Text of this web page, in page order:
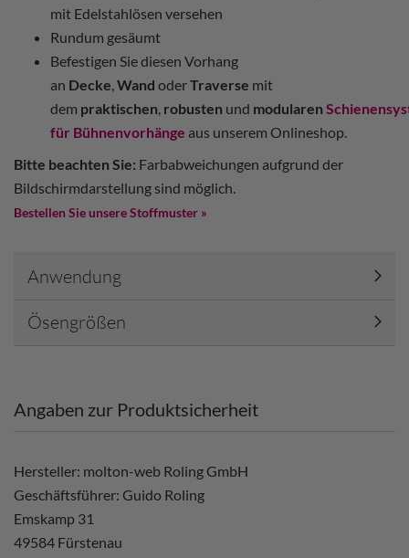
mit Edelstahlösen versehen
Rundum gesäumt
Befestigen Sie diesen Vorhang
an Decke,Wand oderTraverse mit
dem praktischen, robusten und modularen
für Bühnenvorhänge aus unserem Onlineshop.
Bitte beachten Sie: Farbabweichungen aufgrund der
Bildschirmdarstellung sind möglich.
Bestellen Sie unsere Stoffmuster »
Anwendung
Ösengrößen
Angaben zur Produktsicherheit
Hersteller: molton-web Roling GmbH
Geschäftsführer: Guido Roling
Emskamp 31
49584 Fürstenau